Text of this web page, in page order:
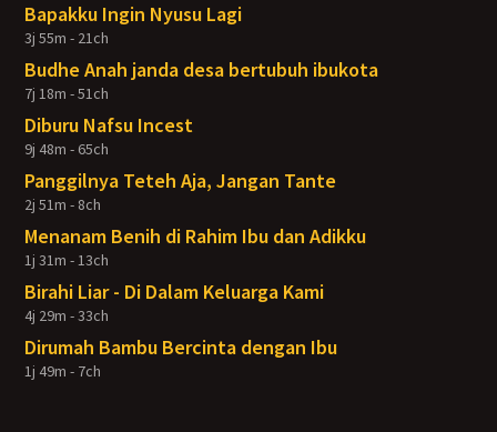
Bapakku Ingin Nyusu Lagi
3j 55m - 21ch
Budhe Anah janda desa bertubuh ibukota
7j 18m - 51ch
Diburu Nafsu Incest
9j 48m - 65ch
Panggilnya Teteh Aja, Jangan Tante
2j 51m - 8ch
Menanam Benih di Rahim Ibu dan Adikku
1j 31m - 13ch
Birahi Liar - Di Dalam Keluarga Kami
4j 29m - 33ch
Dirumah Bambu Bercinta dengan Ibu
1j 49m - 7ch